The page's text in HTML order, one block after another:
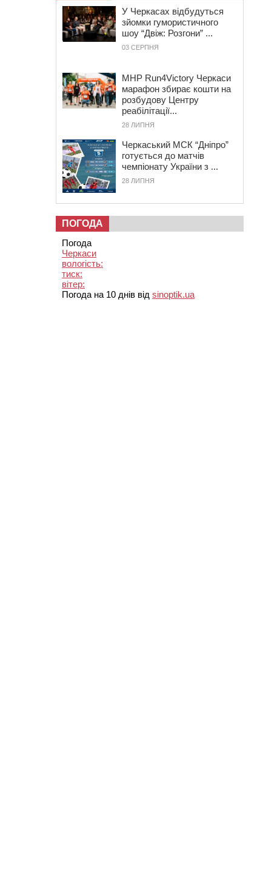
У Черкасах відбудуться
зйомки гумористичного
шоу “Двіж: Розгони” ...
03 СЕРПНЯ
MHP Run4Victory Черкаси
марафон збирає кошти на
розбудову Центру
реабілітації...
28 ЛИПНЯ
Черкаський МСК “Дніпро”
готується до матчів
чемпіонату України з ...
28 ЛИПНЯ
ПОГОДА
Погода
Черкаси
вологість:
тиск:
вітер:
Погода на 10 днів від sinoptik.ua